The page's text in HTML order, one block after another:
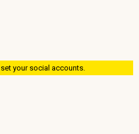
your social accounts.